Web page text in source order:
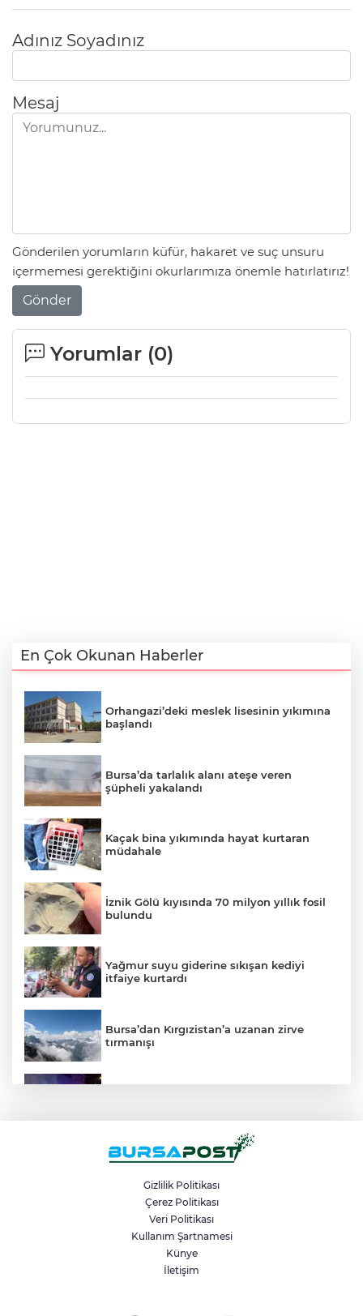
Adınız Soyadınız
Mesaj
Gönderilen yorumların küfür, hakaret ve suç unsuru
içermemesi gerektiğini okurlarımıza önemle hatırlatırız!
Gönder
Yorumlar (0)
En Çok Okunan Haberler
Orhangazi’deki meslek lisesinin yıkımına
başlandı
Bursa’da tarlalık alanı ateşe veren
şüpheli yakalandı
Kaçak bina yıkımında hayat kurtaran
müdahale
İznik Gölü kıyısında 70 milyon yıllık fosil
bulundu
Yağmur suyu giderine sıkışan kediyi
itfaiye kurtardı
Bursa’dan Kırgızistan’a uzanan zirve
tırmanışı
Karacabey’de makilik alandaki yangın
İnegöllü girişimciden bağış
dolandırıcılığına karşı dijital çözüm:
"Askıda"
Gizlilik Politikası
Çerez Politikası
Veri Politikası
Kullanım Şartnamesi
Künye
İletişim